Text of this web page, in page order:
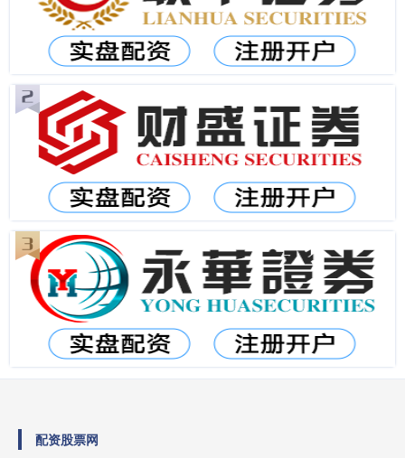
配资股票网